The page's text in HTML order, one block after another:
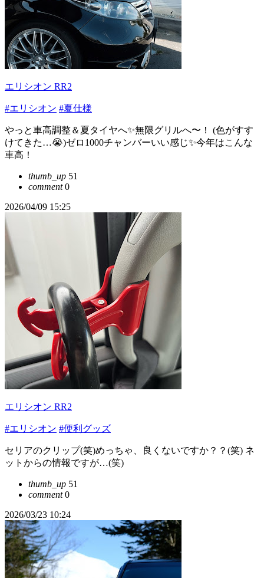
エリシオン RR2
#エリシオン #夏仕様
やっと車高調整＆夏タイヤへ✨無限グリルへ〜！ (色がすす
けてきた…😭)ゼロ1000チャンバーいい感じ✨今年はこんな
車高！
thumb_up 51
comment0
2026/04/09 15:25
エリシオン RR2
#エリシオン #便利グッズ
セリアのクリップ(笑)めっちゃ、良くないですか？？(笑) ネ
ットからの情報ですが…(笑)
thumb_up 51
comment0
2026/03/23 10:24